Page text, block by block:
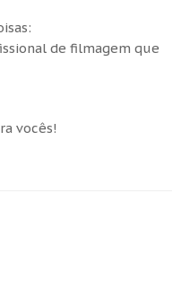
de filmagem que
vocês!